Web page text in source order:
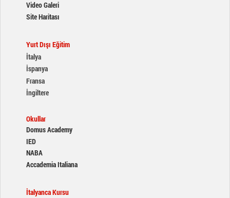
Video Galeri
Site Haritası
Yurt Dışı Eğitim
İtalya
İspanya
Fransa
İngiltere
Okullar
Domus Academy
IED
NABA
Accademia Italiana
İtalyanca Kursu